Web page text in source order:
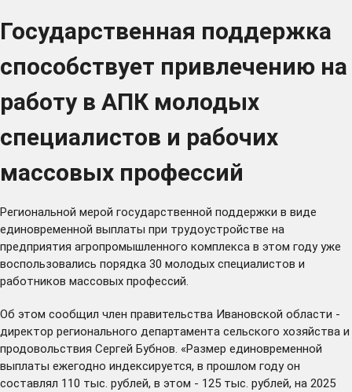
Государственная поддержка
способствует привлечению на
работу в АПК молодых
специалистов и рабочих
массовых профессий
Региональной мерой государственной поддержки в виде
единовременной выплаты при трудоустройстве на
предприятия агропромышленного комплекса в этом году уже
воспользовались порядка 30 молодых специалистов и
работников массовых профессий.
Об этом сообщил член правительства Ивановской области -
директор регионального департамента сельского хозяйства и
продовольствия Сергей Бубнов. «Размер единовременной
выплаты ежегодно индексируется, в прошлом году он
составлял 110 тыс. рублей, в этом - 125 тыс. рублей, на 2025